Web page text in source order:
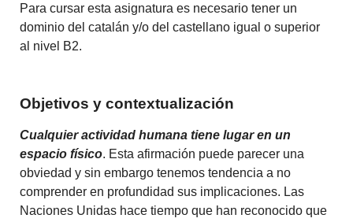
Para cursar esta asignatura es necesario tener un
dominio del catalán y/o del castellano igual o superior
al nivel B2.
Objetivos y contextualización
Cualquier actividad humana tiene lugar en un
espacio físico. Esta afirmación puede parecer una
obviedad y sin embargo tenemos tendencia a no
comprender en profundidad sus implicaciones. Las
Naciones Unidas hace tiempo que han reconocido que